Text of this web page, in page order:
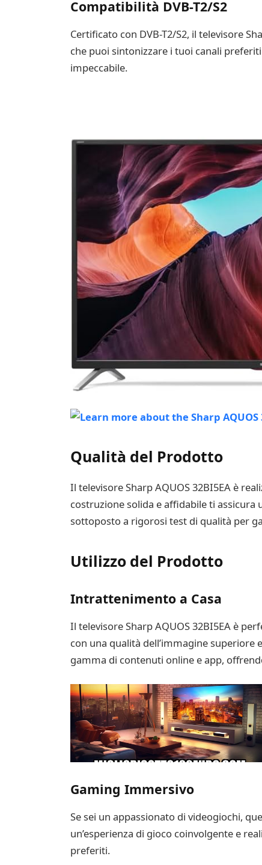
Compatibilità DVB-T2/S2
Certificato con DVB-T2/S2, il televisore
che puoi sintonizzare i tuoi canali
impeccabile.
Qualità del Prodotto
Il televisore Sharp AQUOS 32BI5EA è
costruzione solida e affidabile ti
sottoposto a rigorosi test di qualità per
Utilizzo del Prodotto
Intrattenimento a Casa
Il televisore Sharp AQUOS 32BI5EA è
con una qualità dell’immagine superiore
gamma di contenuti online e app,
Gaming Immersivo
Se sei un appassionato di videogiochi,
un’esperienza di gioco coinvolgente e
preferiti.